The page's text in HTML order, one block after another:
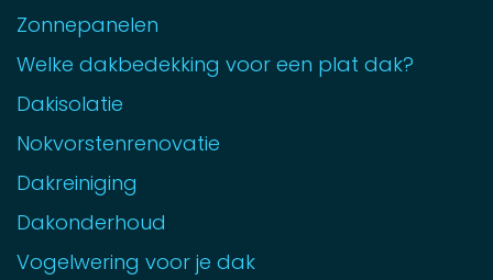
Zonnepanelen
Welke dakbedekking voor een plat dak?
Dakisolatie
Nokvorstenrenovatie
Dakreiniging
Dakonderhoud
Vogelwering voor je dak